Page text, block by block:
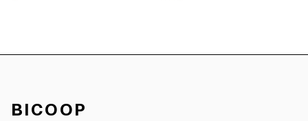
BICOOP